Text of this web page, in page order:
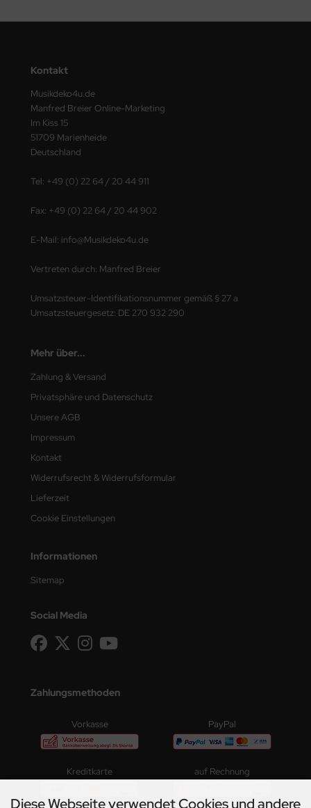
Kontakt
Musikdeko4u.de
Manfred Breier Online-Marketing
Im Kiss 15
51709 Marienheide
Deutschland
Tel: +49 (0) 22 64 / 20 44 911
Fax: +49 (0) 22 64 / 20 44 902
E-Mail: info@Musikdeko4u.de
Vertreten durch: Manfred Breier
Umsatzsteuer-Identifikationsnummer gemäß § 27 a
Umsatzsteuergesetz: DE 270 932 290
Mehr über...
Zahlung & Versand
Privatsphäre und Datenschutz
Unsere AGB
Impressum
Kontakt
Widerrufsrecht & Widerrufsformular
Lieferzeit
Cookie Einstellungen
Informationen
Sitemap
Social Media
Zahlungsmethoden
Vorkasse PayPal
Kreditkarte auf Rechnung
Diese Webseite verwendet Cookies und andere